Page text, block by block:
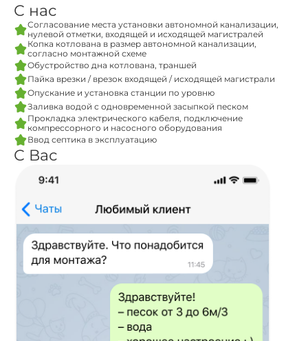
С нас
Согласование места установки автономной канализации,
нулевой отметки, входящей и исходящей магистралей
Копка котлована в размер автономной канализации,
согласно монтажной схеме
Обустройство дна котлована, траншей
Пайка врезки / врезок входящей / исходящей магистрали
Опускание и установка станции по уровню
Заливка водой с одновременной засыпкой песком
Прокладка электрического кабеля, подключение
компрессорного и насосного оборудования
Ввод септика в эксплуатацию
С Вас